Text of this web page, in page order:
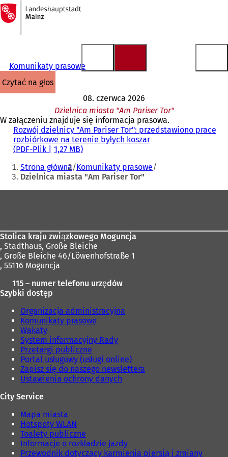
Przejdź do treści
Do
strony
głównej
Komunikaty prasowe
czytać na głos
08. czerwca 2026
Dzielnica miasta "Am Pariser Tor"
W załączeniu znajduje się informacja prasowa.
Rozwój dzielnicy "Am Pariser Tor": przedstawiono prace
rozbiórkowe na terenie byłych koszar
PDF-Plik 1,27 MB
Jesteś
tutaj:
Strona główna Komunikaty prasowe
Dzielnica miasta "Am Pariser Tor"
Stolica kraju związkowego Moguncja
, Stadthaus, Große Bleiche
, Große Bleiche 46/Löwenhofstraße 1
, 55116 Moguncja
115 – numer telefonu urzędów
Szybki dostęp
Organizacja administracyjna
Komunikaty prasowe
Wakaty
System informacyjny Rady
Przetargi publiczne
Portal usługowy (usługi online)
Zapisz się do naszego newslettera
Ustawienia ochrony danych
City Service
Mapa miasta
Hotspoty WLAN
Toalety publiczne
Informacje o rozkładzie jazdy
Przewodnik dotyczący karmienia piersią i zmiany